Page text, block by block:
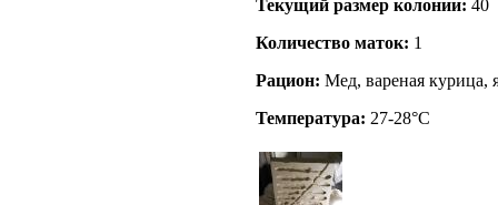
Текущий размер кoлонии: 40
Количество маток: 1
Рацион: Мед, вареная курица,
Температура: 27-28°C